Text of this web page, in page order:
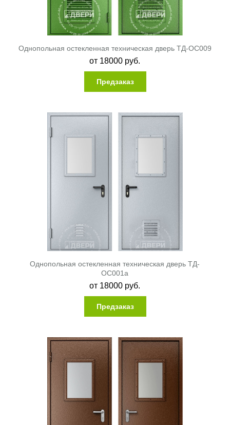
Однопольная остекленная техническая дверь ТД-ОС009
от 18000 руб.
Предзаказ
Однопольная остекленная техническая дверь ТД-
ОС001a
от 18000 руб.
Предзаказ